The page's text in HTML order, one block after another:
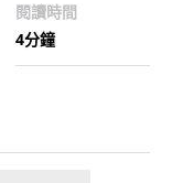
閱讀時間
4分鐘